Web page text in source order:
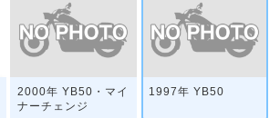
2000年 YB50・マイ
ナーチェンジ
1997年 YB50